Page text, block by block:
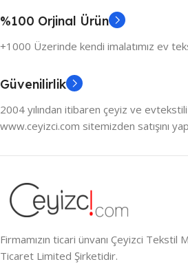
%100 Orjinal Ürün
+1000 Üzerinde kendi imalatımız ev
Güvenilirlik
2004 yılından itibaren çeyiz ve
www.ceyizci.com sitemizden satışını
Firmamızın ticari ünvanı Çeyizci Tekstil
Ticaret Limited Şirketidir.